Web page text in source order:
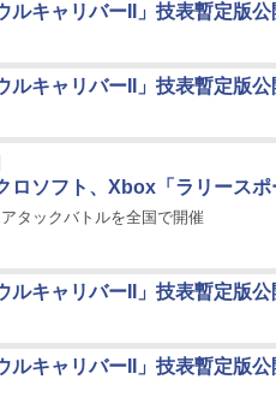
ルキャリバーII」技表暫定版
ルキャリバーII」技表暫定版
ロソフト、Xbox「ラリース
タックバトルを全国で開催
ルキャリバーII」技表暫定版公
ルキャリバーII」技表暫定版公